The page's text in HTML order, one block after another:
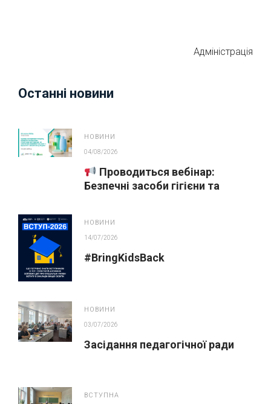
Адміністрація
Останні новини
НОВИНИ
04/08/2026
Проводиться вебінар:
Безпечні засоби гігієни та
НОВИНИ
14/07/2026
#BringKidsBack
НОВИНИ
03/07/2026
Засідання педагогічної ради
ВСТУПНА